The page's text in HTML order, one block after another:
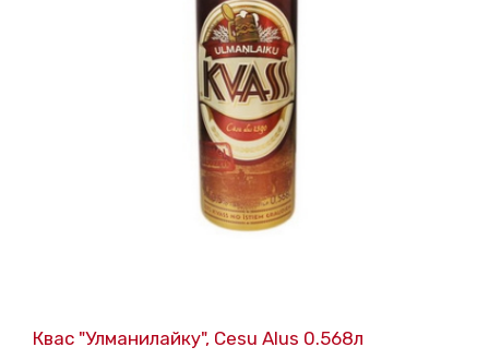
Квас "Улманилайку", Cesu Alus 0.568л